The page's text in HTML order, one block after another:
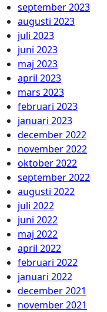
september 2023
augusti 2023
juli 2023
juni 2023
maj 2023
april 2023
mars 2023
februari 2023
januari 2023
december 2022
november 2022
oktober 2022
september 2022
augusti 2022
juli 2022
juni 2022
maj 2022
april 2022
februari 2022
januari 2022
december 2021
november 2021